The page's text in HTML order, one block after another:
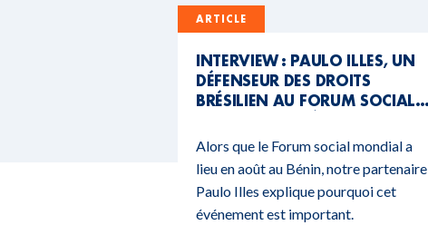
ARTICLE
INTERVIEW : PAULO ILLES, UN
DÉFENSEUR DES DROITS
BRÉSILIEN AU FORUM SOCIAL
Alors que le Forum social mondial a
lieu en août au Bénin, notre partenaire
Paulo Illes explique pourquoi cet
événement est important.